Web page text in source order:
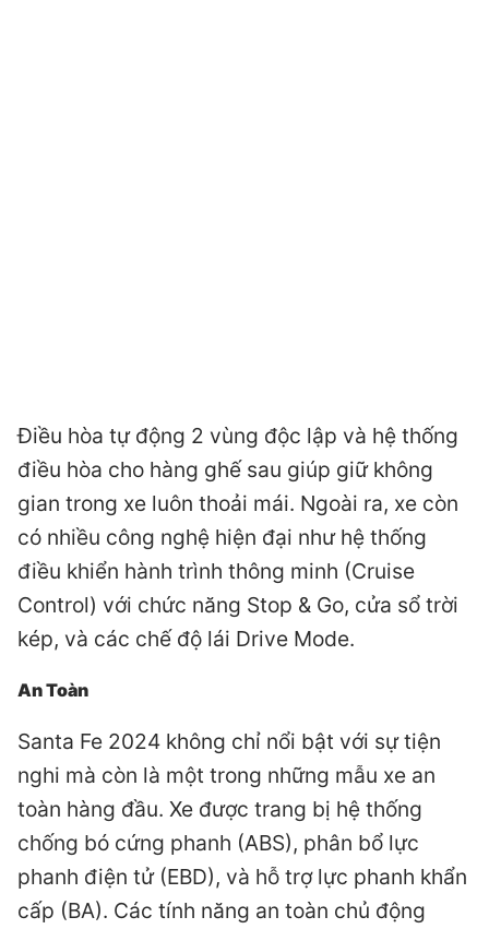
Điều hòa tự động 2 vùng độc lập và hệ thống
điều hòa cho hàng ghế sau giúp giữ không
gian trong xe luôn thoải mái. Ngoài ra, xe còn
có nhiều công nghệ hiện đại như hệ thống
điều khiển hành trình thông minh (Cruise
Control) với chức năng Stop & Go, cửa sổ trời
kép, và các chế độ lái Drive Mode.
An Toàn
Santa Fe 2024 không chỉ nổi bật với sự tiện
nghi mà còn là một trong những mẫu xe an
toàn hàng đầu. Xe được trang bị hệ thống
chống bó cứng phanh (ABS), phân bổ lực
phanh điện tử (EBD), và hỗ trợ lực phanh khẩn
cấp (BA). Các tính năng an toàn chủ động